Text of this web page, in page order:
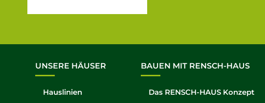
UNSERE HÄUSER
Hauslinien
BAUEN MIT RENSCH-HAUS
Das RENSCH-HAUS Konzept